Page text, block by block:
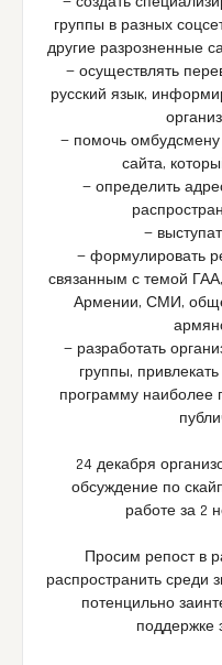
группы в разных
другие разрозненные
— осуществлять
русский язык,
— помочь
сайта,
— определить
—
— формулировать
связанным с темой
Армении, СМИ,
— разработать
группы,
программу наиболее
24 декабря
обсуждение по
работе за 2
Просим репост в
распространить среди
потенцильно
поддержке